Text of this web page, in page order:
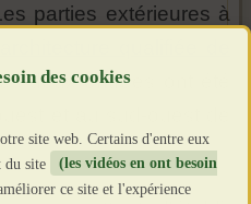
parties extérieures à
deux entrées ont été
site web. Certains d'entre eux
du site
(les vidéos en ont besoin
ce site et l'expérience